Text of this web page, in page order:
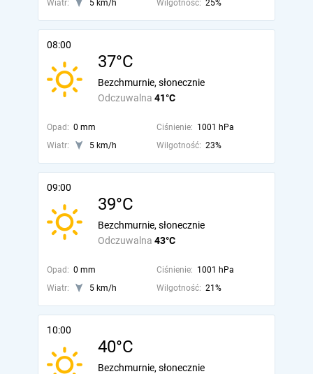
Wiatr: 5 km/h Wilgotność: 25%
08:00
37°C
Odczuwalna 41°C
Bezchmurnie, słonecznie
Opad: 0 mm Ciśnienie: 1001 hPa
Wiatr:
5 km/h Wilgotność: 23%
09:00
39°C
Odczuwalna 43°C
Bezchmurnie, słonecznie
Opad: 0 mm Ciśnienie: 1001 hPa
Wiatr:
5 km/h Wilgotność: 21%
10:00
40°C
Bezchmurnie, słonecznie